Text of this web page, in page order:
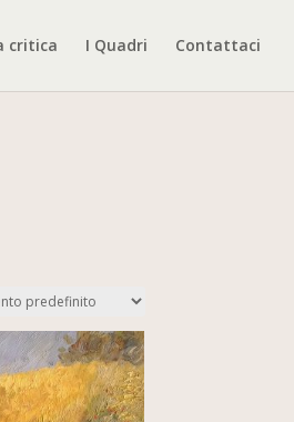
critica I Quadri Contattaci